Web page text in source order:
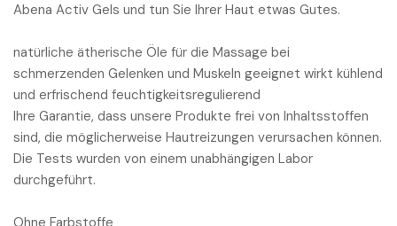
Abena Activ Gels und tun Sie Ihrer Haut etwas Gutes.
natürliche ätherische Öle für die Massage bei
schmerzenden Gelenken und Muskeln geeignet wirkt kühlend
und erfrischend feuchtigkeitsregulierend
Ihre Garantie, dass unsere Produkte frei von Inhaltsstoffen
sind, die möglicherweise Hautreizungen verursachen können.
Die Tests wurden von einem unabhängigen Labor
durchgeführt.